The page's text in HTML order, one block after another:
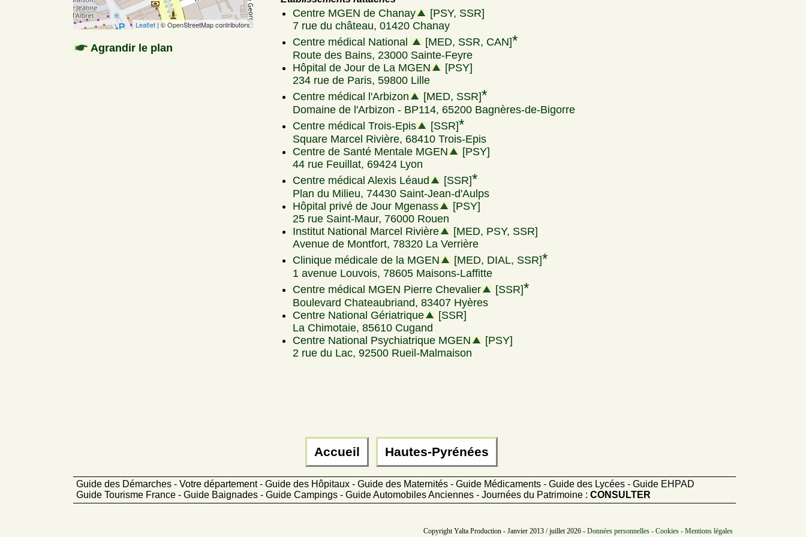
Leaflet | © OpenStreetMap contributors
Agrandir le plan
Centre MGEN de Chanay
[PSY, SSR]
7 rue du château, 01420 Chanay
Centre médical National
[MED, SSR, CAN]*
Route des Bains, 23000 Sainte-Feyre
Hôpital de Jour de La MGEN
[PSY]
234 rue de Paris, 59800 Lille
Centre médical l'Arbizon
[MED, SSR]*
Domaine de l'Arbizon - BP114, 65200 Bagnères-de-Bigorre
Centre médical Trois-Epis
[SSR]*
Square Marcel Rivière, 68410 Trois-Epis
Centre de Santé Mentale MGEN
[PSY]
44 rue Feuillat, 69424 Lyon
Centre médical Alexis Léaud
[SSR]*
Plan du Milieu, 74430 Saint-Jean-d'Aulps
Hôpital privé de Jour Mgenass
[PSY]
25 rue Saint-Maur, 76000 Rouen
Institut National Marcel Rivière
[MED, PSY, SSR]
Avenue de Montfort, 78320 La Verrière
Clinique médicale de la MGEN
[MED, DIAL, SSR]*
1 avenue Louvois, 78605 Maisons-Laffitte
Centre médical MGEN Pierre Chevalier
[SSR]*
Boulevard Chateaubriand, 83407 Hyères
Centre National Gériatrique
[SSR]
La Chimotaie, 85610 Cugand
Centre National Psychiatrique MGEN
[PSY]
2 rue du Lac, 92500 Rueil-Malmaison
Accueil Hautes-Pyrénées
Guide des Démarches - Votre département - Guide des Hôpitaux - Guide des Maternités - Guide Médicaments - Guide des Lycées - Guide EHPAD
Guide Tourisme France - Guide Baignades - Guide Campings - Guide Automobiles Anciennes - Journées du Patrimoine : CONSULTER
Copyright Yalta Production - Janvier 2013 / juillet 2026 - Données personnelles - Cookies - Mentions légales